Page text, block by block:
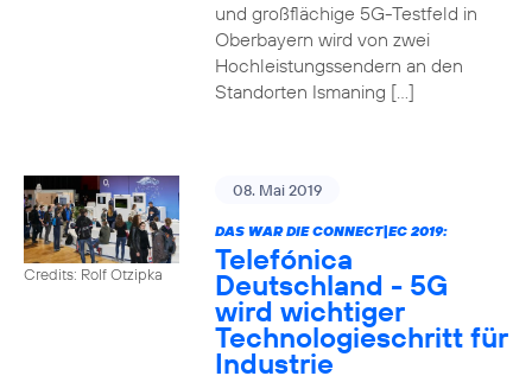
und großflächige 5G-Testfeld in
Oberbayern wird von zwei
Hochleistungssendern an den
Standorten Ismaning […]
Credits: Rolf Otzipka
08. Mai 2019
DAS WAR DIE CONNECT|EC 2019:
Telefónica
Deutschland - 5G
wird wichtiger
Technologieschritt für
Industrie